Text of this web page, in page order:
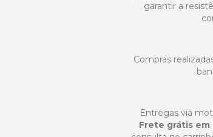
garantir a
Compras
Entregas via
Frete grátis em